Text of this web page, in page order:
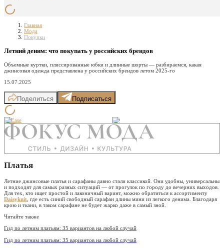
Главная
Мода
Покупки
Летний деним: что покупать у российских брендов
Объемные куртки, плиссированные юбки и длинные шорты — разбираемся, какая
джинсовая одежда представлена у российских брендов летом 2025-го
15.07.2025
Поделиться Подписаться
At Ease
Платья
Летние джинсовые платья и сарафаны давно стали классикой. Они удобны, универсальны
и подходят для самых разных ситуаций — от прогулок по городу до вечерних выходов.
Для тех, кто ищет простой и лаконичный варинт, можно обратиться к ассортименту
Daisyknit , где есть синий свободный сарафан длины мини из легкого денима. Благодаря
крою и ткани, в таком сарафане не будет жарко даже в самый зной.
Читайте также
Гид по летним платьям: 35 вариантов на любой случай
Гид по летним платьям: 35 вариантов на любой случай